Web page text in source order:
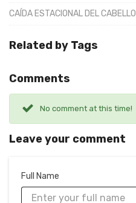
CAÍDA ESTACIONAL DEL CABELLO
Related by Tags
Comments
No comment at this time!
Leave your comment
Full Name